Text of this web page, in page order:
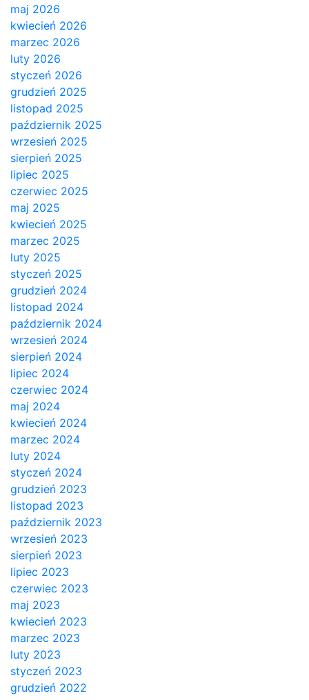
maj 2026
kwiecień 2026
marzec 2026
luty 2026
styczeń 2026
grudzień 2025
listopad 2025
październik 2025
wrzesień 2025
sierpień 2025
lipiec 2025
czerwiec 2025
maj 2025
kwiecień 2025
marzec 2025
luty 2025
styczeń 2025
grudzień 2024
listopad 2024
październik 2024
wrzesień 2024
sierpień 2024
lipiec 2024
czerwiec 2024
maj 2024
kwiecień 2024
marzec 2024
luty 2024
styczeń 2024
grudzień 2023
listopad 2023
październik 2023
wrzesień 2023
sierpień 2023
lipiec 2023
czerwiec 2023
maj 2023
kwiecień 2023
marzec 2023
luty 2023
styczeń 2023
grudzień 2022